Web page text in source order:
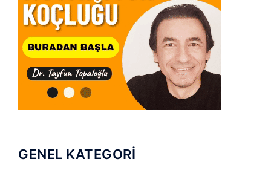
GENEL KATEGORİ